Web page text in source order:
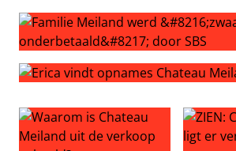
Familie Meiland werd ‘zwaar